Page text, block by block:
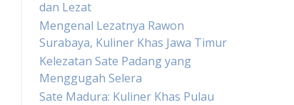
dan Lezat
Mengenal Lezatnya Rawon
Surabaya, Kuliner Khas Jawa Timur
Kelezatan Sate Padang yang
Menggugah Selera
Sate Madura: Kuliner Khas Pulau